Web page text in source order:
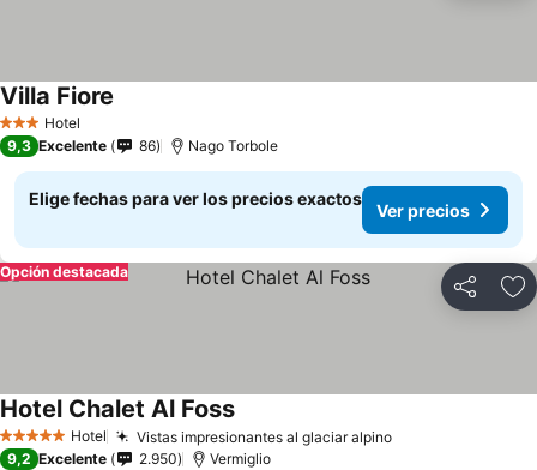
3 Estrellas
Hotel
Villa Fiore
9,3 Excelente 86 Nago Torbole
Elige fechas para ver los precios exactos
Ver precios
Compartir
Opción destacada
5 Estrellas Hotel Vistas impresionantes al glaciar alpino
Hotel Chalet Al Foss
9,2 Excelente 2.950 Vermiglio